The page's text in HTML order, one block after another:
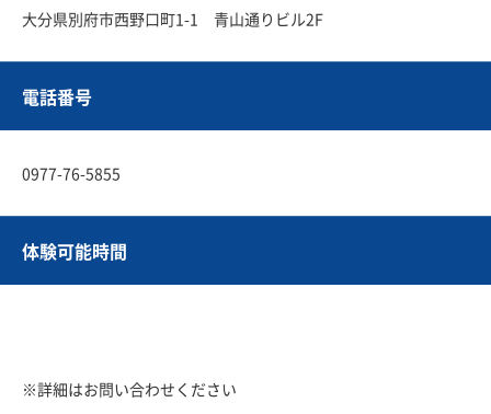
大分県別府市西野口町1-1 青山通りビル2F
電話番号
0977-76-5855
体験可能時間
※詳細はお問い合わせください